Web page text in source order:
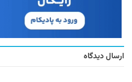
ارسال دیدگاه